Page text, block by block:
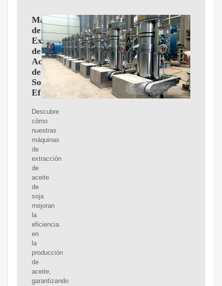
Máquinas
de
Extracción
de
Aceite
de
Soja:
Eficiencia
Descubre
cómo
nuestras
máquinas
de
extracción
de
aceite
de
soja
mejoran
la
eficiencia
en
la
producción
de
aceite,
garantizando